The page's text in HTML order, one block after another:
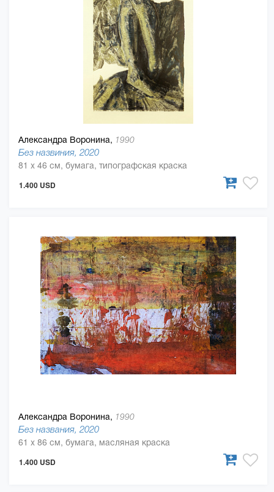
Александра Воронина, 1990
Без назвиния, 2020
81 x 46 см, бумага, типографская краска
1.400 USD
Александра Воронина, 1990
Без названия, 2020
61 x 86 см, бумага, масляная краска
1.400 USD